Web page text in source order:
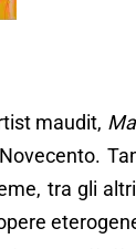
maudit,
tra gli